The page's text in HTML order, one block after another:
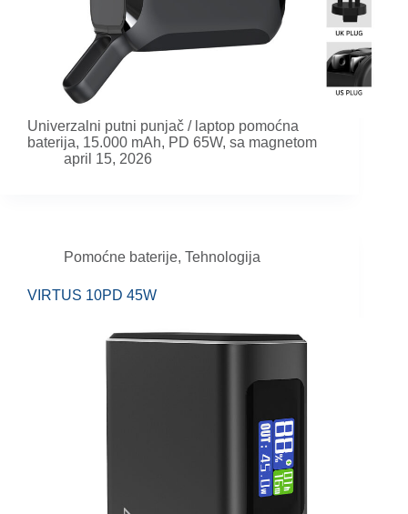
Univerzalni putni punjač / laptop pomoćna
baterija, 15.000 mAh, PD 65W, sa magnetom
april 15, 2026
Pomoćne baterije, Tehnologija
VIRTUS 10PD 45W